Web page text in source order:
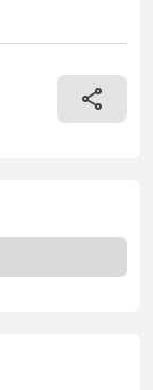
(4-reihig),